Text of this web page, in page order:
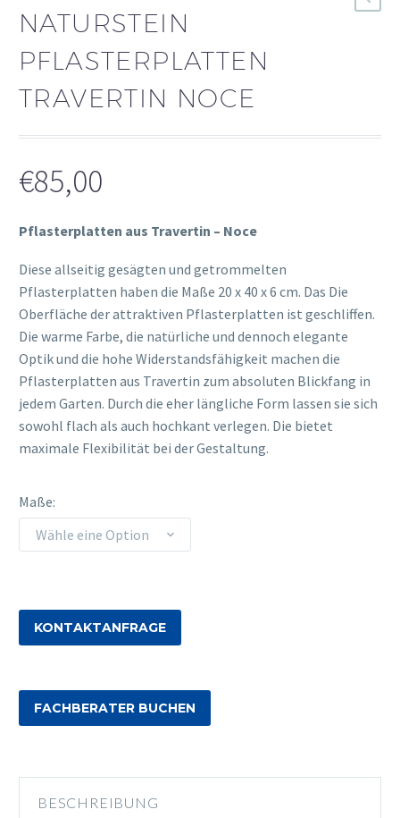
NATURSTEIN
PFLASTERPLATTEN
TRAVERTIN NOCE
€85,00
Pflasterplatten aus Travertin – Noce
Diese allseitig gesägten und getrommelten
Pflasterplatten haben die Maße 20 x 40 x 6 cm. Das Die
Oberfläche der attraktiven Pflasterplatten ist geschliffen.
Die warme Farbe, die natürliche und dennoch elegante
Optik und die hohe Widerstandsfähigkeit machen die
Pflasterplatten aus Travertin zum absoluten Blickfang in
jedem Garten. Durch die eher längliche Form lassen sie sich
sowohl flach als auch hochkant verlegen. Die bietet
maximale Flexibilität bei der Gestaltung.
Maße
Wähle eine Option
KONTAKTANFRAGE
FACHBERATER BUCHEN
BESCHREIBUNG